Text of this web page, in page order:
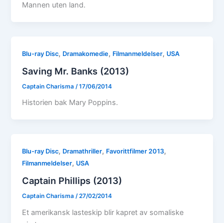
Mannen uten land.
Blu-ray Disc, Dramakomedie, Filmanmeldelser, USA
Saving Mr. Banks (2013)
Captain Charisma /17/06/2014
Historien bak Mary Poppins.
Blu-ray Disc, Dramathriller, Favorittfilmer 2013,
Filmanmeldelser, USA
Captain Phillips (2013)
Captain Charisma/27/02/2014
Et amerikansk lasteskip blir kapret av somaliske